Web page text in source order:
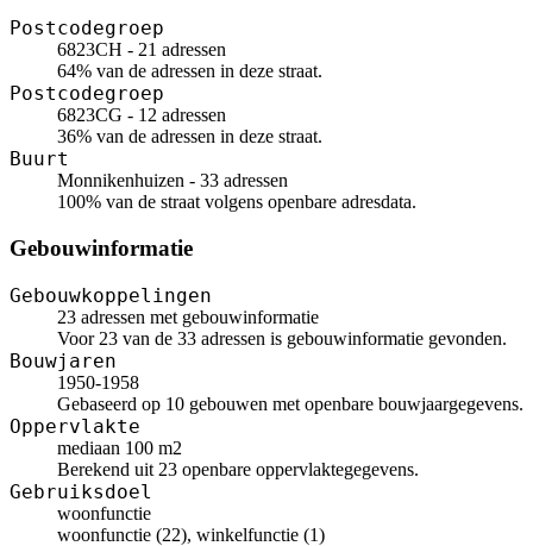
Postcodegroep
6823CH - 21 adressen
64% van de adressen in deze straat.
Postcodegroep
6823CG - 12 adressen
36% van de adressen in deze straat.
Buurt
Monnikenhuizen - 33 adressen
100% van de straat volgens openbare adresdata.
Gebouwinformatie
Gebouwkoppelingen
23 adressen met gebouwinformatie
Voor 23 van de 33 adressen is gebouwinformatie gevonden.
Bouwjaren
1950-1958
Gebaseerd op 10 gebouwen met openbare bouwjaargegevens.
Oppervlakte
mediaan 100 m2
Berekend uit 23 openbare oppervlaktegegevens.
Gebruiksdoel
woonfunctie
woonfunctie (22), winkelfunctie (1)